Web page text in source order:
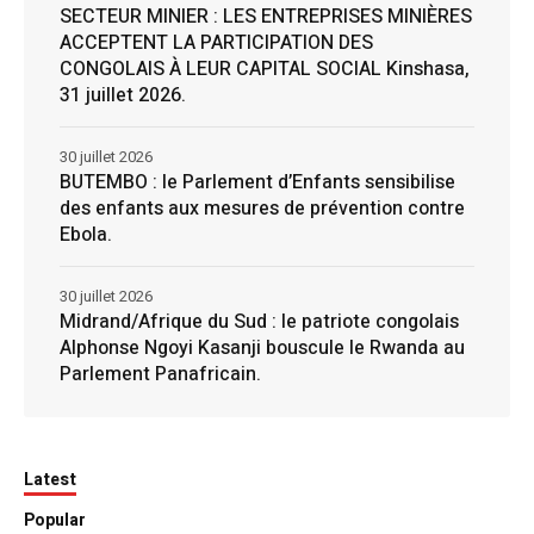
SECTEUR MINIER : LES ENTREPRISES MINIÈRES
ACCEPTENT LA PARTICIPATION DES
CONGOLAIS À LEUR CAPITAL SOCIAL Kinshasa,
31 juillet 2026.
BUTEMBO : le Parlement d’Enfants sensibilise
des enfants aux mesures de prévention contre
Ebola.
30 juillet 2026
Midrand/Afrique du Sud : le patriote congolais
Alphonse Ngoyi Kasanji bouscule le Rwanda au
Parlement Panafricain.
30 juillet 2026
Latest
Popular